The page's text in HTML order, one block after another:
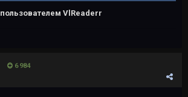
пользователем VlReaderr
6 984